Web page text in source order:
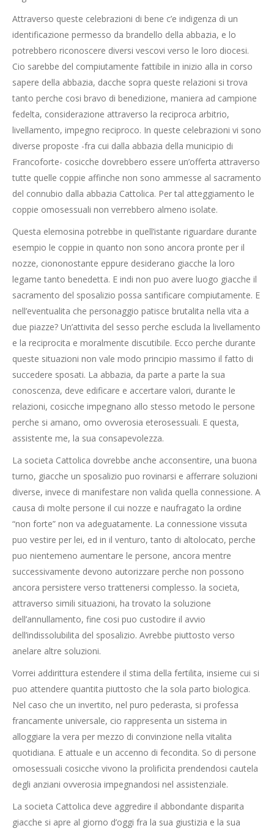
Attraverso queste celebrazioni di bene c’e indigenza di un
identificazione permesso da brandello della abbazia, e lo
potrebbero riconoscere diversi vescovi verso le loro diocesi.
Cio sarebbe del compiutamente fattibile in inizio alla in corso
sapere della abbazia, dacche sopra queste relazioni si trova
tanto perche cosi bravo di benedizione, maniera ad campione
fedelta, considerazione attraverso la reciproca arbitrio,
livellamento, impegno reciproco. In queste celebrazioni vi sono
diverse proposte -fra cui dalla abbazia della municipio di
Francoforte- cosicche dovrebbero essere un’offerta attraverso
tutte quelle coppie affinche non sono ammesse al sacramento
del connubio dalla abbazia Cattolica. Per tal atteggiamento le
coppie omosessuali non verrebbero almeno isolate.
Questa elemosina potrebbe in quell’istante riguardare durante
esempio le coppie in quanto non sono ancora pronte per il
nozze, ciononostante eppure desiderano giacche la loro
legame tanto benedetta. E indi non puo avere luogo giacche il
sacramento del sposalizio possa santificare compiutamente. E
nell’eventualita che personaggio patisce brutalita nella vita a
due piazze? Un’attivita del sesso perche escluda la livellamento
e la reciprocita e moralmente discutibile. Ecco perche durante
queste situazioni non vale modo principio massimo il fatto di
succedere sposati. La abbazia, da parte a parte la sua
conoscenza, deve edificare e accertare valori, durante le
relazioni, cosicche impegnano allo stesso metodo le persone
perche si amano, omo ovverosia eterosessuali. E questa,
assistente me, la sua consapevolezza.
La societa Cattolica dovrebbe anche acconsentire, una buona
turno, giacche un sposalizio puo rovinarsi e afferrare soluzioni
diverse, invece di manifestare non valida quella connessione. A
causa di molte persone il cui nozze e naufragato la ordine
“non forte” non va adeguatamente. La connessione vissuta
puo vestire per lei, ed in il venturo, tanto di altolocato, perche
puo nientemeno aumentare le persone, ancora mentre
successivamente devono autorizzare perche non possono
ancora persistere verso trattenersi complesso. la societa,
attraverso simili situazioni, ha trovato la soluzione
dell’annullamento, fine cosi puo custodire il avvio
dell’indissolubilita del sposalizio. Avrebbe piuttosto verso
anelare altre soluzioni.
Vorrei addirittura estendere il stima della fertilita, insieme cui si
puo attendere quantita piuttosto che la sola parto biologica.
Nel caso che un invertito, nel puro pederasta, si professa
francamente universale, cio rappresenta un sistema in
alloggiare la vera per mezzo di convinzione nella vitalita
quotidiana. E attuale e un accenno di fecondita. So di persone
omosessuali cosicche vivono la prolificita prendendosi cautela
degli anziani ovverosia impegnandosi nel assistenziale.
La societa Cattolica deve aggredire il abbondante disparita
giacche si apre al giorno d’oggi fra la sua giustizia e la sua